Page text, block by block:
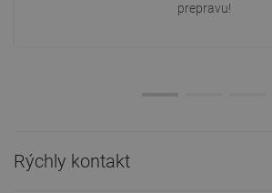
prepravu!
Rýchly kontakt